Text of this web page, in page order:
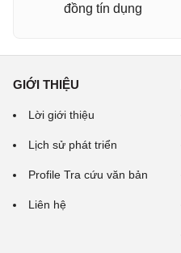
đồng tín dụng
GIỚI THIỆU
Lời giới thiệu
Lịch sử phát triển
Profile Tra cứu văn bản
Liên hệ